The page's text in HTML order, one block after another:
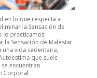
en lo que respecta a
la Sensación de
lo practicamos
la Sensación de Malestar
una vida sedentaria,
que suele
encuentran
Corporal.